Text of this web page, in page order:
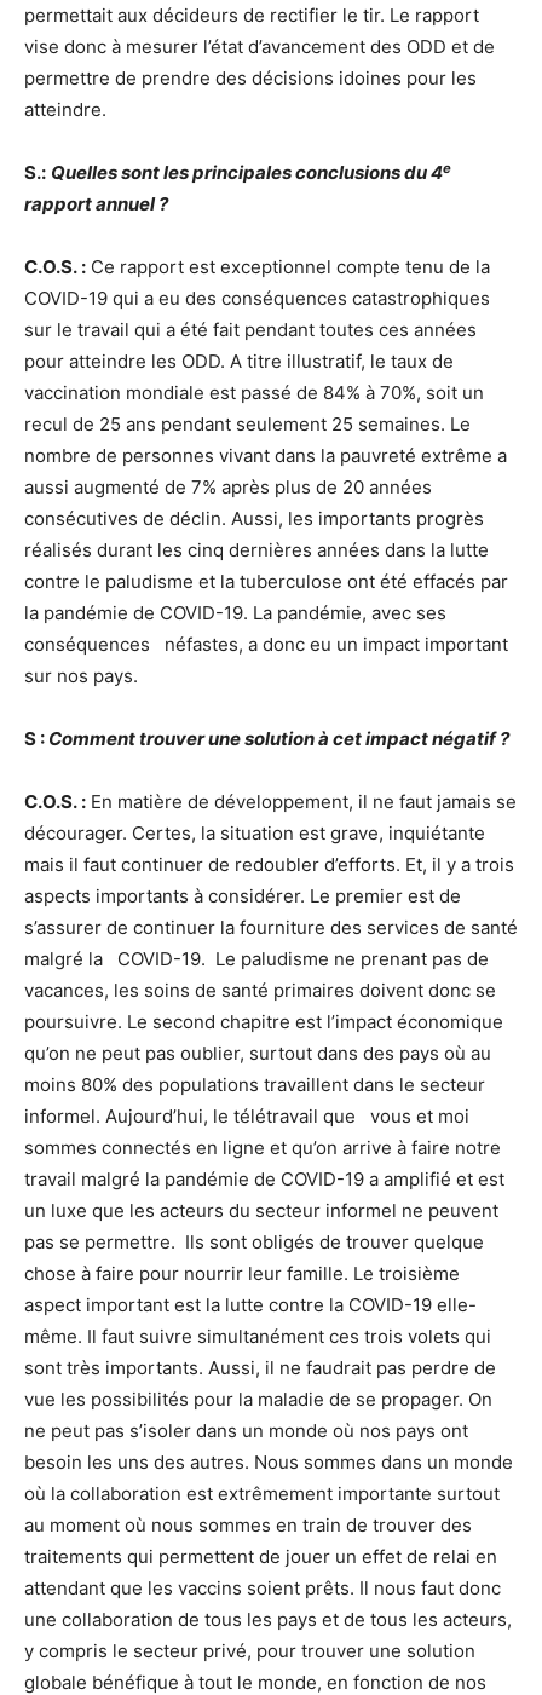
permettait aux décideurs de rectifier le tir. Le rapport
vise donc à mesurer l’état d’avancement des ODD et de
permettre de prendre des décisions idoines pour les
atteindre.
S.: Quelles sont les principales conclusions du 4e
rapport annuel ?
C.O.S. : Ce rapport est exceptionnel compte tenu de la
COVID-19 qui a eu des conséquences catastrophiques
sur le travail qui a été fait pendant toutes ces années
pour atteindre les ODD. A titre illustratif, le taux de
vaccination mondiale est passé de 84% à 70%, soit un
recul de 25 ans pendant seulement 25 semaines. Le
nombre de personnes vivant dans la pauvreté extrême a
aussi augmenté de 7% après plus de 20 années
consécutives de déclin. Aussi, les importants progrès
réalisés durant les cinq dernières années dans la lutte
contre le paludisme et la tuberculose ont été effacés par
la pandémie de COVID-19. La pandémie, avec ses
conséquences néfastes, a donc eu un impact important
sur nos pays.
S : Comment trouver une solution à cet impact négatif ?
C.O.S. : En matière de développement, il ne faut jamais se
décourager. Certes, la situation est grave, inquiétante
mais il faut continuer de redoubler d’efforts. Et, il y a trois
aspects importants à considérer. Le premier est de
s’assurer de continuer la fourniture des services de santé
malgré la COVID-19. Le paludisme ne prenant pas de
vacances, les soins de santé primaires doivent donc se
poursuivre. Le second chapitre est l’impact économique
qu’on ne peut pas oublier, surtout dans des pays où au
moins 80% des populations travaillent dans le secteur
informel. Aujourd’hui, le télétravail que vous et moi
sommes connectés en ligne et qu’on arrive à faire notre
travail malgré la pandémie de COVID-19 a amplifié et est
un luxe que les acteurs du secteur informel ne peuvent
pas se permettre. Ils sont obligés de trouver quelque
chose à faire pour nourrir leur famille. Le troisième
aspect important est la lutte contre la COVID-19 elle-
même. Il faut suivre simultanément ces trois volets qui
sont très importants. Aussi, il ne faudrait pas perdre de
vue les possibilités pour la maladie de se propager. On
ne peut pas s’isoler dans un monde où nos pays ont
besoin les uns des autres. Nous sommes dans un monde
où la collaboration est extrêmement importante surtout
au moment où nous sommes en train de trouver des
traitements qui permettent de jouer un effet de relai en
attendant que les vaccins soient prêts. Il nous faut donc
une collaboration de tous les pays et de tous les acteurs,
y compris le secteur privé, pour trouver une solution
globale bénéfique à tout le monde, en fonction de nos